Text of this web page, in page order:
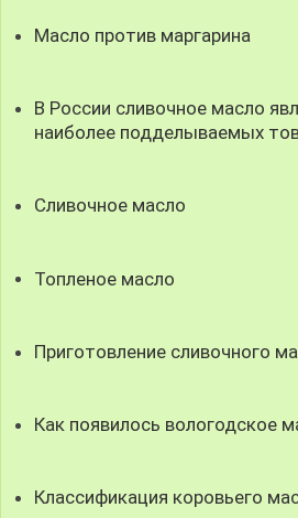
Масло против маргарина
В России сливочное масло
наиболее подделываемых
Сливочное масло
Топленое масло
Приготовление сливочного
Как появилось вологодское
Классификация коровьего